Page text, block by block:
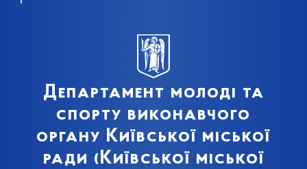
Департамент молоді та
спорту виконавчого
органу Київської міської
ради (Київської міської